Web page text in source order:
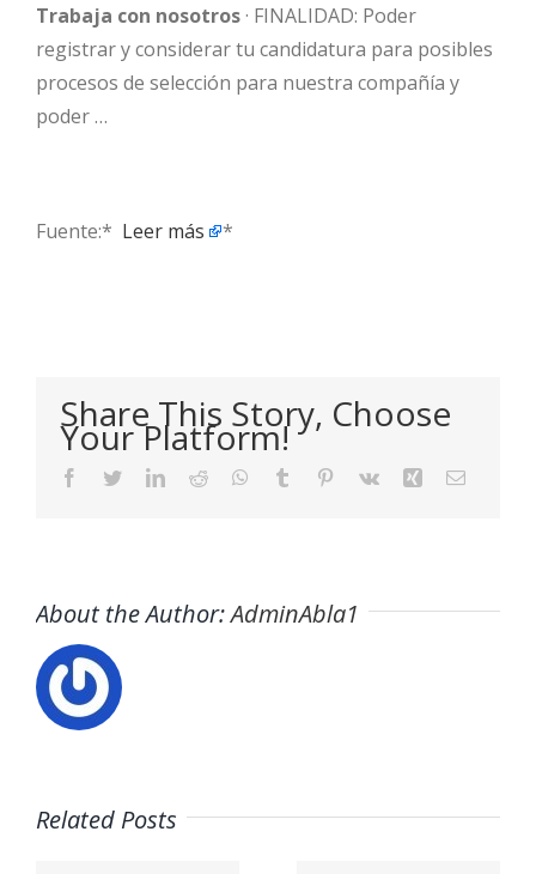
Trabaja con nosotros· FINALIDAD: Poder
registrar y considerar tu candidatura para posibles
procesos de selección para nuestra compañía y
poder …
Fuente:* ​ Leer más *
Share This Story, Choose
Your Platform!
Facebook
TwitterLinkedIn
Reddit WhatsApp
Tumblr Pinterest
Vk Xing Email
About the Author:AdminAbla1
Related Posts